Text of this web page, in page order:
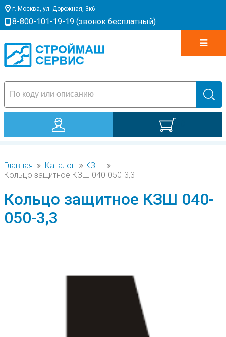
г. Москва, ул. Дорожная, 3к6
8-800-101-19-19 (звонок бесплатный)
Главная Каталог
КЗШ
Кольцо защитное КЗШ 040-050-3,3
Кольцо защитное КЗШ 040-
050-3,3